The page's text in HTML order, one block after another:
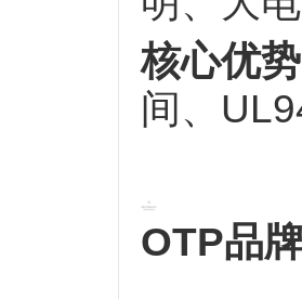
核心优
间、
OTP品